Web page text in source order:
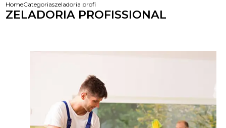
HomeCategoriaszeladoria profissional
ZELADORIA PROFISSIONAL